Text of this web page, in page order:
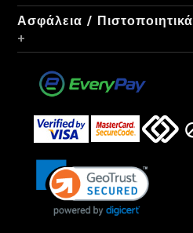
Ασφάλεια / Πιστοποιητικά
+